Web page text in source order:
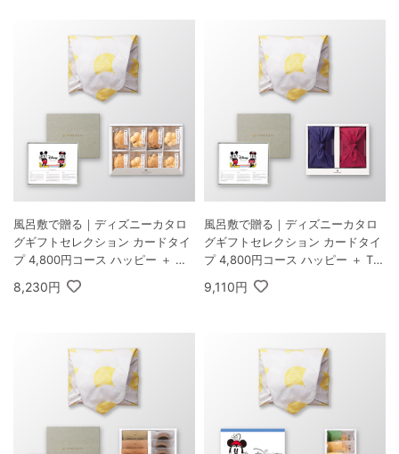
風呂敷で贈る｜ディズニーカタロ
グギフトセレクション カードタイ
プ 4,800円コース ハッピー ＋ お
茶漬け最中セットD
8,230円
風呂敷で贈る｜ディズニーカタロ
グギフトセレクション カードタイ
プ 4,800円コース ハッピー ＋ TS
UTSUMI 瑞穂の恵みA
9,110円